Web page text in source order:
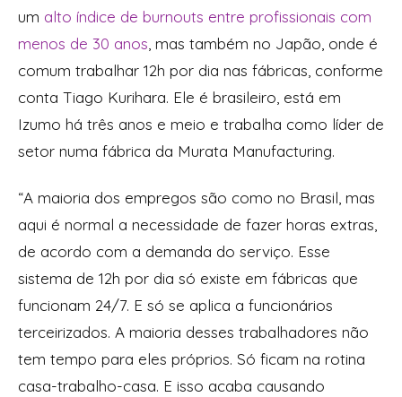
um alto índice de burnouts entre profissionais com
menos de 30 anos , mas também no Japão, onde é
comum trabalhar 12h por dia nas fábricas, conforme
conta Tiago Kurihara. Ele é brasileiro, está em
Izumo há três anos e meio e trabalha como líder de
setor numa fábrica da Murata Manufacturing.
“A maioria dos empregos são como no Brasil, mas
aqui é normal a necessidade de fazer horas extras,
de acordo com a demanda do serviço. Esse
sistema de 12h por dia só existe em fábricas que
funcionam 24/7. E só se aplica a funcionários
terceirizados. A maioria desses trabalhadores não
tem tempo para eles próprios. Só ficam na rotina
casa-trabalho-casa. E isso acaba causando